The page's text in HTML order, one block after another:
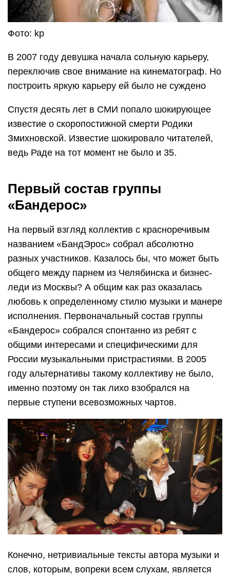
Фото: kp
В 2007 году девушка начала сольную карьеру,
переключив свое внимание на кинематограф. Но
построить яркую карьеру ей было не суждено
Спустя десять лет в СМИ попало шокирующее
известие о скоропостижной смерти Родики
Змихновской. Известие шокировало читателей,
ведь Раде на тот момент не было и 35.
Первый состав группы
«Бандерос»
На первый взгляд коллектив с красноречивым
названием «БандЭрос» собрал абсолютно
разных участников. Казалось бы, что может быть
общего между парнем из Челябинска и бизнес-
леди из Москвы? А общим как раз оказалась
любовь к определенному стилю музыки и манере
исполнения. Первоначальный состав группы
«Бандерос» собрался спонтанно из ребят с
общими интересами и специфическими для
России музыкальными пристрастиями. В 2005
году альтернативы такому коллективу не было,
именно поэтому он так лихо взобрался на
первые ступени всевозможных чартов.
Конечно, нетривиальные тексты автора музыки и
слов, которым, вопреки всем слухам, является